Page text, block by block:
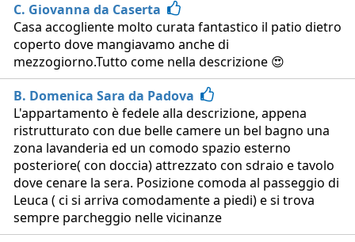
C. Giovanna da Caserta
Casa accogliente molto curata fantastico il patio dietro
coperto dove mangiavamo anche di
mezzogiorno.Tutto come nella descrizione 😍
B. Domenica Sara da Padova
L'appartamento è fedele alla descrizione, appena
ristrutturato con due belle camere un bel bagno una
zona lavanderia ed un comodo spazio esterno
posteriore( con doccia) attrezzato con sdraio e tavolo
dove cenare la sera. Posizione comoda al passeggio di
Leuca ( ci si arriva comodamente a piedi) e si trova
sempre parcheggio nelle vicinanze